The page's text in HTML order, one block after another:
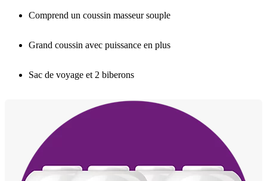
Comprend un coussin masseur souple
Grand coussin avec puissance en plus
Sac de voyage et 2 biberons